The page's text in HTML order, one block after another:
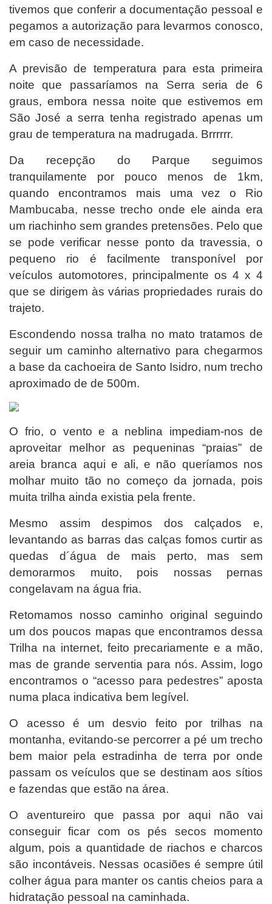
tivemos que conferir a documentação pessoal e
pegamos a autorização para levarmos conosco,
em caso de necessidade.
A previsão de temperatura para esta primeira
noite que passaríamos na Serra seria de 6
graus, embora nessa noite que estivemos em
São José a serra tenha registrado apenas um
grau de temperatura na madrugada. Brrrrrr.
Da recepção do Parque seguimos
tranquilamente por pouco menos de 1km,
quando encontramos mais uma vez o Rio
Mambucaba, nesse trecho onde ele ainda era
um riachinho sem grandes pretensões. Pelo que
se pode verificar nesse ponto da travessia, o
pequeno rio é facilmente transponível por
veículos automotores, principalmente os 4 x 4
que se dirigem às várias propriedades rurais do
trajeto.
Escondendo nossa tralha no mato tratamos de
seguir um caminho alternativo para chegarmos
a base da cachoeira de Santo Isidro, num trecho
aproximado de de 500m.
O frio, o vento e a neblina impediam-nos de
aproveitar melhor as pequeninas “praias” de
areia branca aqui e ali, e não queríamos nos
molhar muito tão no começo da jornada, pois
muita trilha ainda existia pela frente.
Mesmo assim despimos dos calçados e,
levantando as barras das calças fomos curtir as
quedas d´água de mais perto, mas sem
demorarmos muito, pois nossas pernas
congelavam na água fria.
Retomamos nosso caminho original seguindo
um dos poucos mapas que encontramos dessa
Trilha na internet, feito precariamente e a mão,
mas de grande serventia para nós. Assim, logo
encontramos o “acesso para pedestres” aposta
numa placa indicativa bem legível.
O acesso é um desvio feito por trilhas na
montanha, evitando-se percorrer a pé um trecho
bem maior pela estradinha de terra por onde
passam os veículos que se destinam aos sítios
e fazendas que estão na área.
O aventureiro que passa por aqui não vai
conseguir ficar com os pés secos momento
algum, pois a quantidade de riachos e charcos
são incontáveis. Nessas ocasiões é sempre útil
colher água para manter os cantis cheios para a
hidratação pessoal na caminhada.